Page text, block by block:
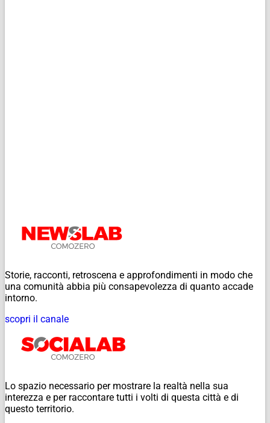
Storie, racconti, retroscena e approfondimenti in modo che
una comunità abbia più consapevolezza di quanto accade
intorno.
scopri il canale
Lo spazio necessario per mostrare la realtà nella sua
interezza e per raccontare tutti i volti di questa città e di
questo territorio.